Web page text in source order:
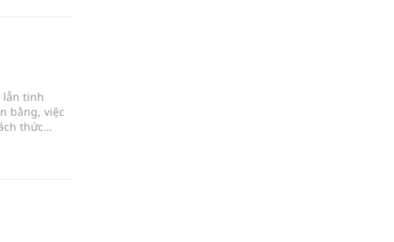
lẫn tinh
bằng, việc
thức